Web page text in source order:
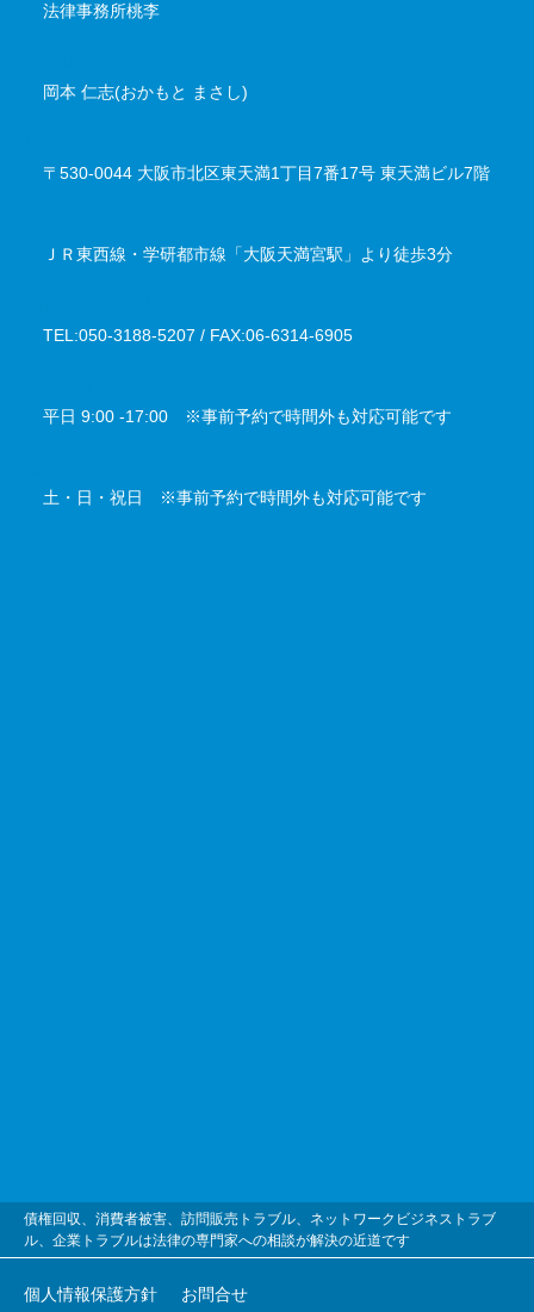
法律事務所桃李
岡本 仁志(おかもと まさし)
〒530-0044 大阪市北区東天満1丁目7番17号 東天満ビル7階
ＪＲ東西線・学研都市線「大阪天満宮駅」より徒歩3分
TEL:050-3188-5207 / FAX:06-6314-6905
平日 9:00 -17:00 ※事前予約で時間外も対応可能です
土・日・祝日 ※事前予約で時間外も対応可能です
債権回収、消費者被害、訪問販売トラブル、ネットワークビジネストラブ
ル、企業トラブルは法律の専門家への相談が解決の近道です
個人情報保護方針 お問合せ